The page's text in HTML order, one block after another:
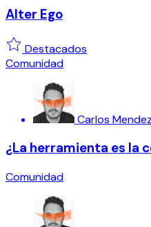
Alter Ego
Destacados
Comunidad
Carlos Mendez
¿La herramienta es la
Comunidad